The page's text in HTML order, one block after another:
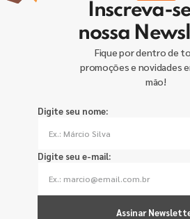
Inscreva-
nossa
Fique por dentro de
promoções e novidades
mão!
Digite seu nome:
Digite seu e-mail:
Assinar